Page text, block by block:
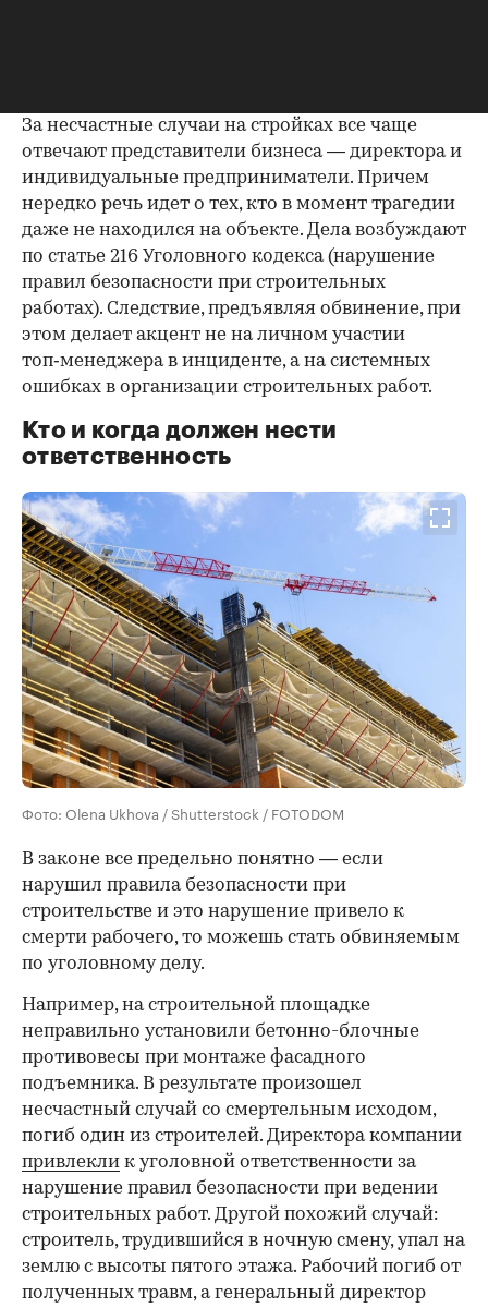
За несчастные случаи на стройках все чаще
отвечают представители бизнеса — директора и
индивидуальные предприниматели. Причем
нередко речь идет о тех, кто в момент трагедии
даже не находился на объекте. Дела возбуждают
по статье 216 Уголовного кодекса (нарушение
правил безопасности при строительных
работах). Следствие, предъявляя обвинение, при
этом делает акцент не на личном участии
топ‑менеджера в инциденте, а на системных
ошибках в организации строительных работ.
Кто и когда должен нести
ответственность
Фото: Olena Ukhova / Shutterstock / FOTODOM
00:00
В законе все предельно понятно — если
нарушил правила безопасности при
строительстве и это нарушение привело к
смерти рабочего, то можешь стать обвиняемым
по уголовному делу.
Например, на строительной площадке
неправильно установили бетонно-блочные
противовесы при монтаже фасадного
подъемника. В результате произошел
несчастный случай со смертельным исходом,
погиб один из строителей. Директора компании
привлекли к уголовной ответственности за
нарушение правил безопасности при ведении
строительных работ. Другой похожий случай:
строитель, трудившийся в ночную смену, упал на
землю с высоты пятого этажа. Рабочий погиб от
полученных травм, а генеральный директор